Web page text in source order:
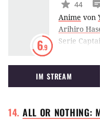
6.9
44
Anime von
Arihiro
Serie
Feder von
der Serie
IM STREAM
ALL OR NOTHING: